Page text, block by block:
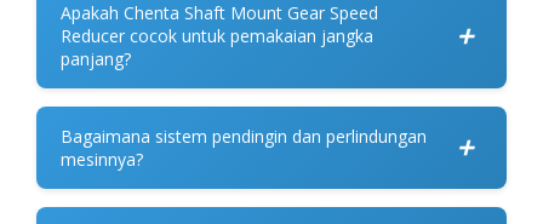
Apakah Chenta Shaft Mount Gear Speed
Reducer cocok untuk pemakaian jangka
panjang?
+
Bagaimana sistem pendingin dan perlindungan
mesinnya?
+